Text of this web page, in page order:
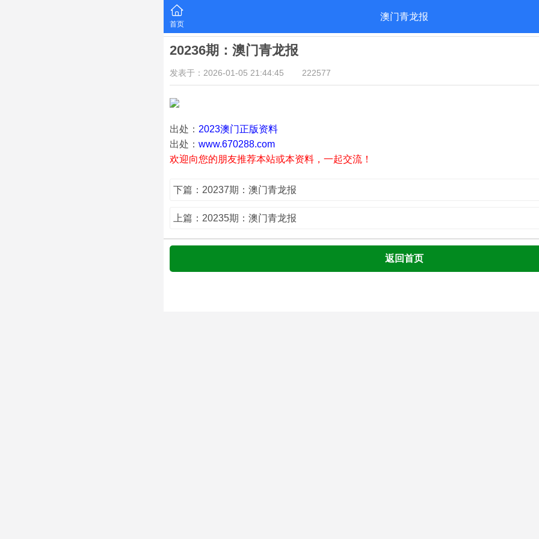
首页
澳门青龙报
20236期：澳门青龙报
发表于：2026-01-05 21:44:45 222577
出处： 2023澳门正版资料
出处： www.670288.com
欢迎向您的朋友推荐本站或本资料，一起交流！
下篇：20237期：澳门青龙报
上篇：20235期：澳门青龙报
返回首页